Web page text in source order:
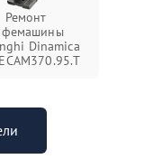
Ремонт
Dinamica